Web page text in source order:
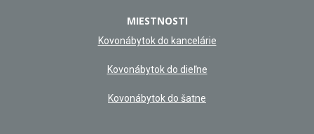
MIESTNOSTI
Kovonábytok do kancelárie
Kovonábytok do dieľne
Kovonábytok do šatne